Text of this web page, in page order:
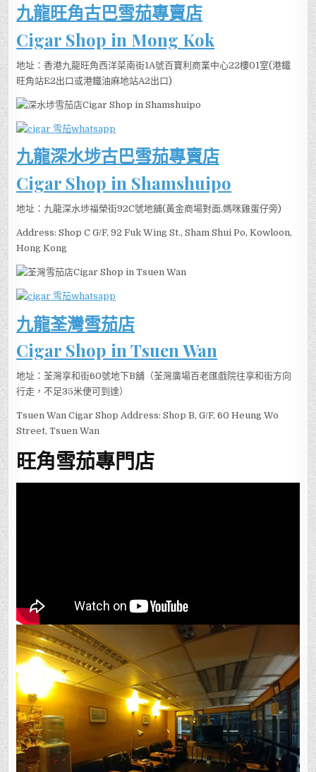
九龍旺角古巴雪茄專賣店
Cigar Shop in Mong Kok
地址：香港九龍旺角西洋菜南街1A號百寶利商業中心22樓01室(港鐵
旺角站E2出口或港鐵油麻地站A2出口)
九龍深水埗古巴雪茄專賣店
Cigar Shop in Shamshuipo
地址：九龍深水埗福榮街92C號地舖(黃金商場對面,媽咪雞蛋仔旁)
Address: Shop C G/F, 92 Fuk Wing St., Sham Shui Po, Kowloon,
Hong Kong
九龍荃灣雪茄店
Cigar Shop in Tsuen Wan
地址：荃灣享和街60號地下B舖（荃灣廣場百老匯戲院往享和街方向
行走，不足35米便可到達）
Tsuen Wan Cigar Shop Address: Shop B, G/F, 60 Heung Wo
Street, Tsuen Wan
旺角雪茄專門店